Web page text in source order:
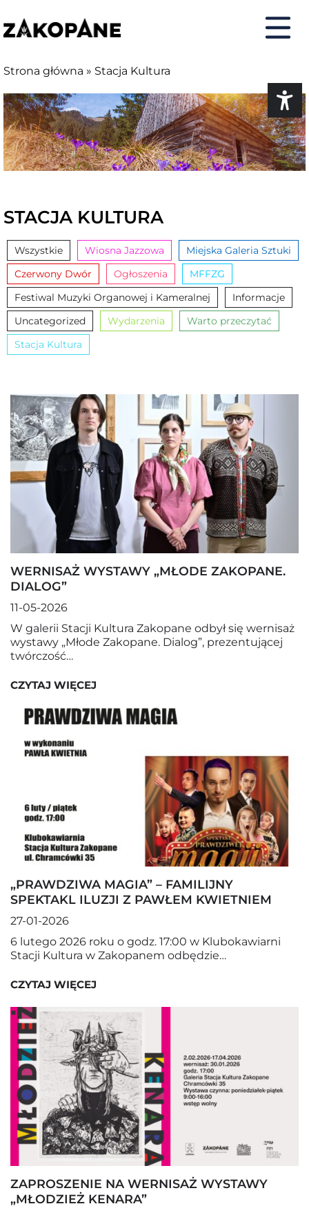
treści
menu
deklaracji
dostępności
kontaktu
Strona główna » Stacja Kultura
STACJA KULTURA
Wszystkie Wiosna Jazzowa
Miejska Galeria Sztuki
Czerwony Dwór
Ogłoszenia
MFFZG
Festiwal Muzyki Organowej i Kameralnej
Informacje
Uncategorized
Wydarzenia
Warto przeczytać
Stacja Kultura
WERNISAŻ WYSTAWY „MŁODE ZAKOPANE.
DIALOG”
11-05-2026
W galerii Stacji Kultura Zakopane odbył się wernisaż
wystawy „Młode Zakopane. Dialog”, prezentującej
twórczość…
CZYTAJ WIĘCEJ
„PRAWDZIWA MAGIA” – FAMILIJNY
SPEKTAKL ILUZJI Z PAWŁEM KWIETNIEM
27-01-2026
6 lutego 2026 roku o godz. 17:00 w Klubokawiarni
Stacji Kultura w Zakopanem odbędzie…
CZYTAJ WIĘCEJ
ZAPROSZENIE NA WERNISAŻ WYSTAWY
„MŁODZIEŻ KENARA”